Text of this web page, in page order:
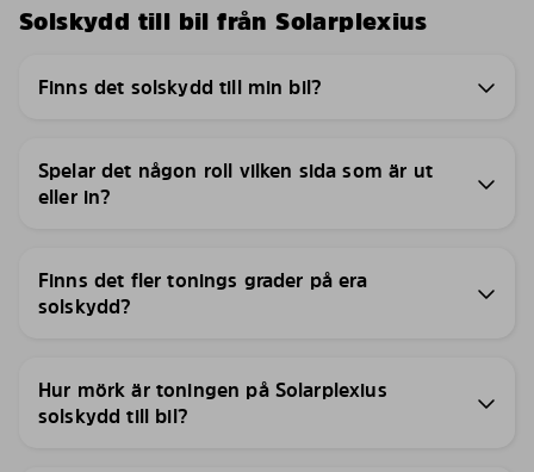
Solskydd till bil från Solarplexius
Finns det solskydd till min bil?
Spelar det någon roll vilken sida som är ut
eller in?
Finns det fler tonings grader på era
solskydd?
Hur mörk är toningen på Solarplexius
solskydd till bil?